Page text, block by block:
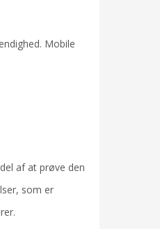
Mobile
af at prøve den
som er